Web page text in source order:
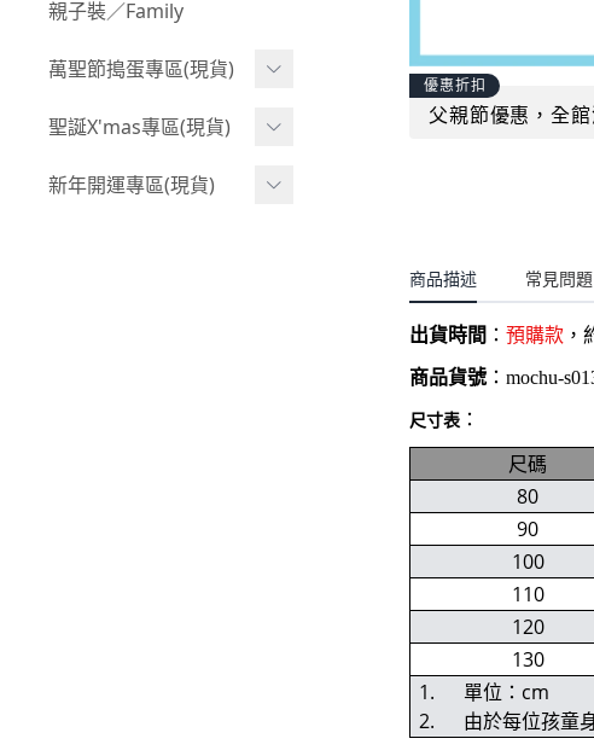
BABY 下身(長褲)
BABY 套裝(短袖)
BABY 套裝(長袖)
叢林探險系列
小紳士系列
韓國小歐巴
率性牛仔風
夢幻童話系列
小洋裝系列
Acc 寢具
Acc 其他
©Disney 美國｜嬰兒用品
©風車圖書 台灣｜兒童圖
嘴
親子裝／Family
萬聖節搗蛋專區(現貨)
萬聖造型頭套(3歲以上)
萬聖.嬰幼兒(0-2歲)
聖誕X'mas專區(現貨)
聖誕.嬰幼兒(0-2歲)
新年開運專區(現貨)
優惠折扣
父親節優惠，全
商品描述 常見問題
出貨時間 ：預購款 ，
商品貨號：mochu-
尺寸表 ：
尺碼
80
90
100
110
120
130
1. 單位：cm
2. 由於每位孩童身